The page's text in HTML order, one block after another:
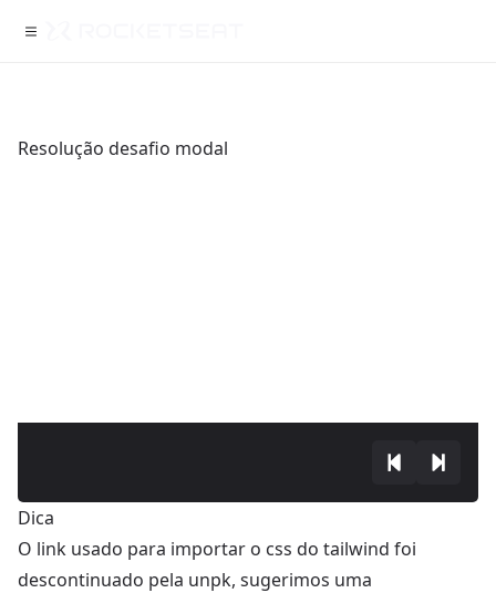
Resolução desafio modal
Dica
O link usado para importar o css do tailwind foi
descontinuado pela unpk, sugerimos uma